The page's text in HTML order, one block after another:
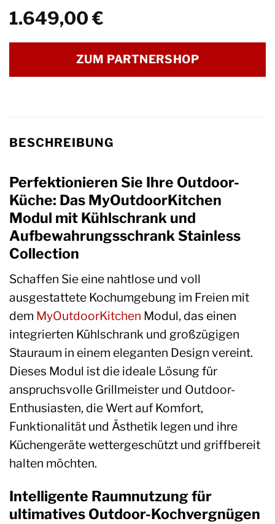
1.649,00€
ZUM PARTNERSHOP
BESCHREIBUNG
Perfektionieren Sie Ihre Outdoor-
Küche: Das MyOutdoorKitchen
Modul mit Kühlschrank und
Aufbewahrungsschrank Stainless
Collection
Schaffen Sie eine nahtlose und voll
ausgestattete Kochumgebung im Freien mit
dem MyOutdoorKitchen Modul, das einen
integrierten Kühlschrank und großzügigen
Stauraum in einem eleganten Design vereint.
Dieses Modul ist die ideale Lösung für
anspruchsvolle Grillmeister und Outdoor-
Enthusiasten, die Wert auf Komfort,
Funktionalität und Ästhetik legen und ihre
Küchengeräte wettergeschützt und griffbereit
halten möchten.
Intelligente Raumnutzung für
ultimatives Outdoor-Kochvergnügen